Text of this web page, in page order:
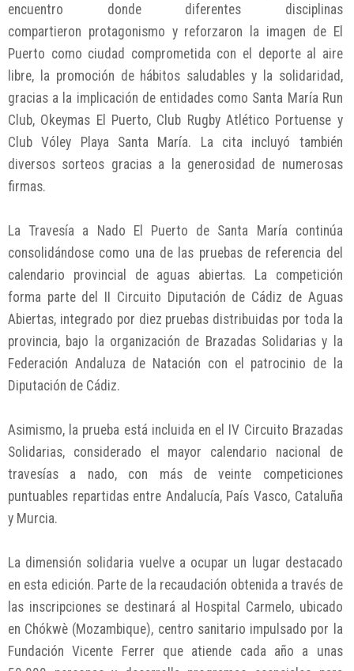
encuentro donde diferentes disciplinas
compartieron protagonismo y reforzaron la imagen de El
Puerto como ciudad comprometida con el deporte al aire
libre, la promoción de hábitos saludables y la solidaridad,
gracias a la implicación de entidades como Santa María Run
Club, Okeymas El Puerto, Club Rugby Atlético Portuense y
Club Vóley Playa Santa María. La cita incluyó también
diversos sorteos gracias a la generosidad de numerosas
firmas.
La Travesía a Nado El Puerto de Santa María continúa
consolidándose como una de las pruebas de referencia del
calendario provincial de aguas abiertas. La competición
forma parte del II Circuito Diputación de Cádiz de Aguas
Abiertas, integrado por diez pruebas distribuidas por toda la
provincia, bajo la organización de Brazadas Solidarias y la
Federación Andaluza de Natación con el patrocinio de la
Diputación de Cádiz.
Asimismo, la prueba está incluida en el IV Circuito Brazadas
Solidarias, considerado el mayor calendario nacional de
travesías a nado, con más de veinte competiciones
puntuables repartidas entre Andalucía, País Vasco, Cataluña
y Murcia.
La dimensión solidaria vuelve a ocupar un lugar destacado
en esta edición. Parte de la recaudación obtenida a través de
las inscripciones se destinará al Hospital Carmelo, ubicado
en Chókwè (Mozambique), centro sanitario impulsado por la
Fundación Vicente Ferrer que atiende cada año a unas